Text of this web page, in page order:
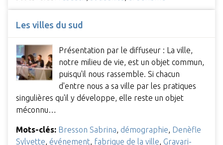
Les villes du sud
Présentation par le diffuseur : La ville,
notre milieu de vie, est un objet commun,
puisqu'il nous rassemble. Si chacun
d'entre nous a sa ville par les pratiques
singulières qu'il y développe, elle reste un objet
méconnu…
Mots-clés: Bresson Sabrina, démographie, Denèfle
Sylvette, événement, fabrique de la ville, Gravari-